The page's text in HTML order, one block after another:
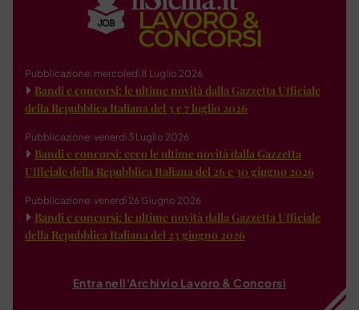
Pubblicazione: mercoledì 8 Luglio 2026
Bandi e concorsi: le ultime novità dalla Gazzetta Ufficiale
della Repubblica Italiana del 3 e 7 luglio 2026
Pubblicazione: venerdì 3 Luglio 2026
Bandi e concorsi: ecco le ultime novità dalla Gazzetta
Ufficiale della Repubblica Italiana del 26 e 30 giugno 2026
Pubblicazione: venerdì 26 Giugno 2026
Bandi e concorsi: le ultime novità dalla Gazzetta Ufficiale
della Repubblica Italiana del 23 giugno 2026
Entra nell'Archivio Lavoro & Concorsi